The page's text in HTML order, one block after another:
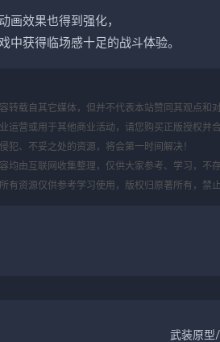
画效果也得到强化，
中获得临场感十足的战斗体验。
转载自其它媒体，但并不代表本站赞同其观点和
运营或用于其他商业活动，请您购买正版授权并合
犯、不妥之处的资源，将会第一时间解决！
均由互联网收集整理，仅供大家参考、学习，不
有资源仅供参考学习使用，版权归原著所有，禁
武装原型